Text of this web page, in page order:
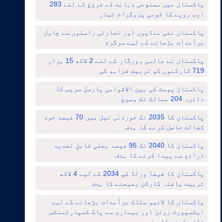
پاکستان میں مصنوعی ذہانت کے فروغ کے لئے 283
ارب روپے کا قومی پروگرام تیار
پاکستان نئی منڈیوں اور تجارتی راستوں سے چاول
برآمدات بڑھانے کے لیے سرگرم
پاکستان نے عالمی روزگار کے لئے 2 لاکھ 15 ہزار
719 کارکنوں کو تربیت فراہم کی
پاکستان پوسٹ کی بین الاقوامی پارسل سروس کا
دائرہ 204 ممالک تک وسیع
پاکستان کا 2035 تک خوردنی تیل میں 70 فیصد خود
کفالت حاصل کرنے کا ہدف
پاکستان کا 2040 تک 95 فیصد بجلی قابلِ تجدید
ذرائع سے پیدا کرنے کا ہدف
پاکستان کا فیفا ورلڈ کپ 2034 کے لیے 4 لاکھ
تربیت یافتہ کارکن بھیجنے کا ہدف
پاکستان کا لائیو سٹاک برآمدات بڑھانے کے لیے
ایکسپورٹ زونز اور بیماری سے پاک کمپارٹمنٹس